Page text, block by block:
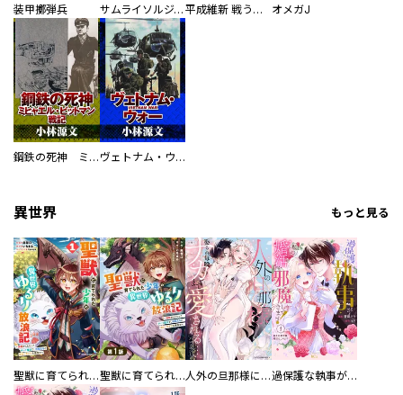
装甲擲弾兵 サムライソルジャー SAMURAI SOLDIER 平成維新 戦う自衛隊 オメガJ
鋼鉄の死神 ミヒャエル・ビットマン戦記 ヴェトナム・ウォー VIETNAM WAR
異世界 もっと見る
聖獣に育てられた少年の異世界ゆるり放浪記～神様からもらったチート魔法で、仲間たちとスローライフを満喫中～ 聖獣に育てられた少年の異世界ゆるり放浪記～神様からもらったチート魔法で、仲間たちとスローライフを満喫中～【分冊版】 人外の旦那様に娶られ毎晩ナカまで愛される…。アンソロジー 過保護な執事が私の婚活を邪魔してきます！ 分冊版